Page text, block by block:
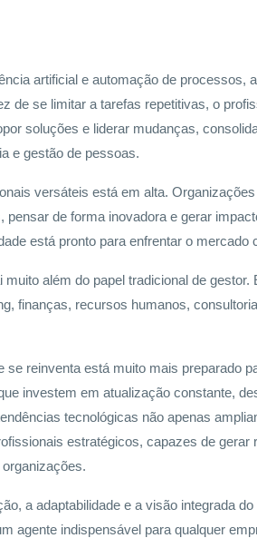
artificial e automação de processos,
de se limitar a tarefas repetitivas, o
soluções e liderar mudanças,
e gestão de pessoas.
versáteis está em alta.
pensar de forma inovadora e gerar
está pronto para enfrentar o mercado
além do papel tradicional de gestor.
finanças, recursos humanos,
se reinventa está muito mais preparado
investem em atualização constante,
tecnológicas não apenas
estratégicos, capazes de gerar
a adaptabilidade e a visão integrada
agente indispensável para qualquer